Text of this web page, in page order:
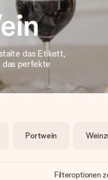
Reviews (Gesamtergebnis
das Etikett,
das perfekte
Portwein
Filteroptionen